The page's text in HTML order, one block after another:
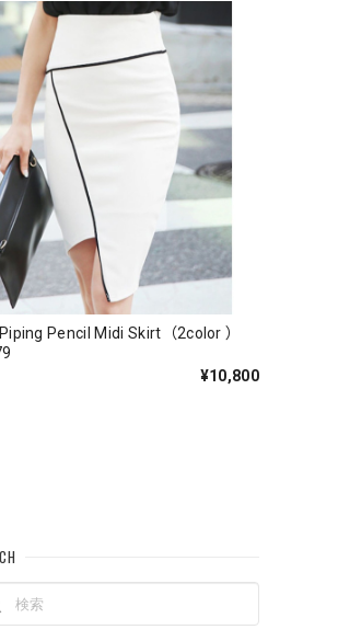
Pencil Midi Skirt（2color ）
¥10,800